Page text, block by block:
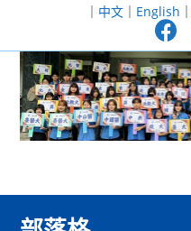
至
｜ 中文｜ English ｜